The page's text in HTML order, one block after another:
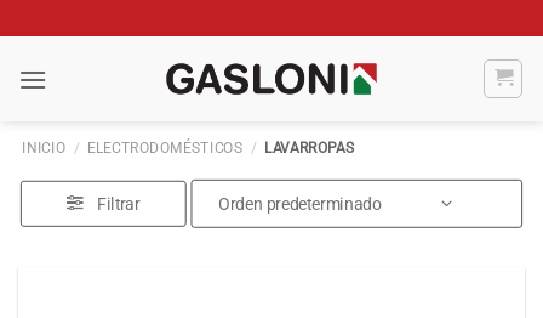
al
contenido
INICIO / ELECTRODOMÉSTICOS / LAVARROPAS
Filtrar